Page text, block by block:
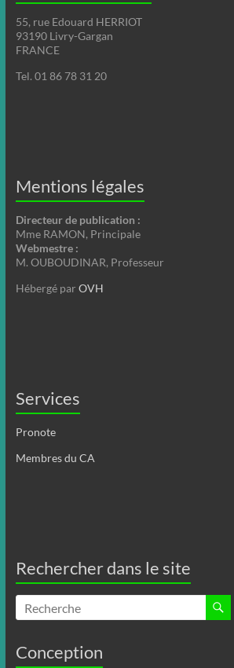
55, rue Edouard HERRIOT
93190 Livry-Gargan
FRANCE
Tel. 01 86 78 31 20
Mentions légales
Directeur de publication :
Mme RAMON, Principale
Webmestre :
M. OUBOUDINAR, Professeur
Hébergé par OVH
Services
Pronote
Membres du CA
Rechercher dans le site
Conception